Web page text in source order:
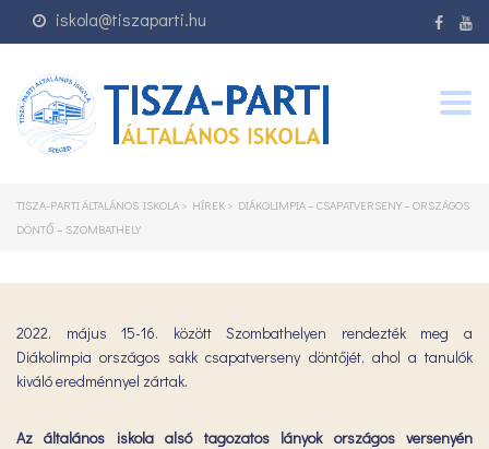
iskola@tiszaparti.hu
TISZA-PARTI ÁLTALÁNOS ISKOLA > HÍREK > DIÁKOLIMPIA – CSAPATVERSENY – ORSZÁGOS
DÖNTŐ – SZOMBATHELY
2022. május 15-16. között Szombathelyen rendezték meg a
Diákolimpia országos sakk csapatverseny döntőjét, ahol a tanulók
kiváló eredménnyel zártak.
Az általános iskola alsó tagozatos lányok országos versenyén